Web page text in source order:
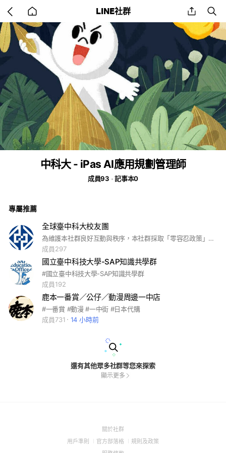
back
to
home
LINE社群 share
中科大 - iPas AI應用規劃管理師
成員93 記事本0
專屬推薦
全球臺中科大校友團
為維護本社群良好互動與秩序，本社群採取「零容忍政策」，如有以下行為，將直接移除社群，不另行通知： 1. 發表涉及政治、宗教、攻擊性言論，或引起紛爭之不當內容者 2. 發布任何形式之詐騙、非法廣告、傳銷或推銷資訊者 3. 經檢舉不具校友身份者，須完成身份查核後方可重新申請加入 4. 冒用他人身份、散播不實訊息，或惡意騷擾群組成員者 5. 重複洗版、張貼無關訊息，或違反社群主題與宗旨者 6. 未經允許私訊推銷、招攬、發送不必要訊息打擾他人者 ✅ 群組旨在促進校友情誼、交流資源與正向互動，請各位成員共同維護良好風氣。
成員297
國立臺中科技大學-SAP知識共學群
#國立臺中科技大學-SAP知識共學群
成員192
鹿本一番賞／公仔／動漫周邊一中店
#一番賞 #動漫 #一中街 #日本代購
成員731
14 小時前
還有其他眾多社群等您來探索
顯示更多
關於社群(Open
用戶準則
(Open
官方部落格
(Open
規則及政策(Open